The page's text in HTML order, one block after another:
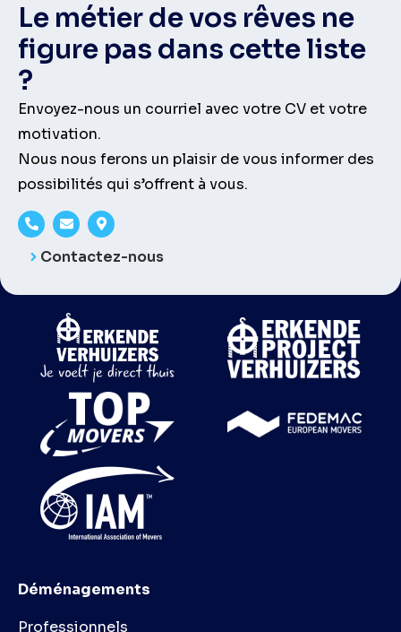
Le métier de vos rêves ne
figure pas dans cette liste
?
Envoyez-nous un courriel avec votre CV et votre
motivation.
Nous nous ferons un plaisir de vous informer des
possibilités qui s’offrent à vous.
Contactez-nous
Déménagements
Professionnels